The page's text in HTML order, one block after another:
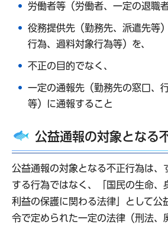
労働者等（労働者、一定の退職
役務提供先（勤務先、派遣先等
行為、過料対象行為等）を、
不正の目的でなく、
一定の通報先（勤務先の窓口、
等）に通報すること
公益通報の対象となる
公益通報の対象となる不正行為は、
する行為ではなく、「国民の生命、
利益の保護に関わる法律」として公
令で定められた一定の法律（刑法、